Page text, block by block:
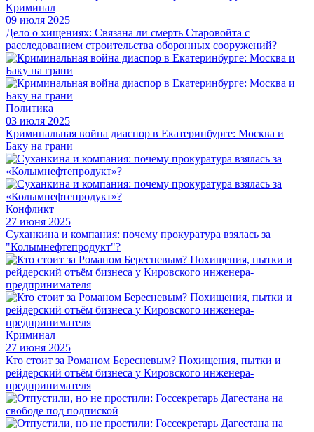
Криминал
09 июля 2025
Дело о хищениях: Связана ли смерть Старовойта с
расследованием строительства оборонных сооружений?
Политика
03 июля 2025
Криминальная война диаспор в Екатеринбурге: Москва и
Баку на грани
Конфликт
27 июня 2025
Суханкина и компания: почему прокуратура взялась за
"Колымнефтепродукт"?
Криминал
27 июня 2025
Кто стоит за Романом Бересневым? Похищения, пытки и
рейдерский отъём бизнеса у Кировского инженера-
предпринимателя